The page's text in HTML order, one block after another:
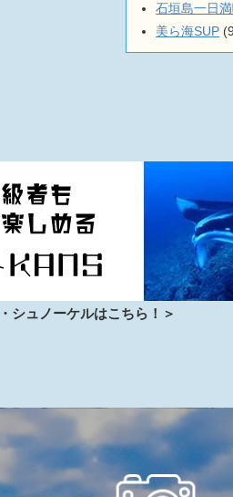
石垣島一日
美ら海SUP
シュノーケルはこちら！＞